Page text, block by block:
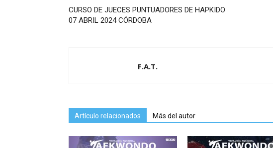
CURSO DE JUECES PUNTUADORES DE HAPKIDO
07 ABRIL 2024 CÓRDOBA
F.A.T.
Artículo relacionados Más del autor